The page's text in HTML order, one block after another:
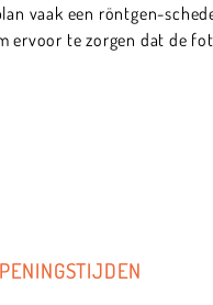
vaak een röntgen-
te zorgen dat de